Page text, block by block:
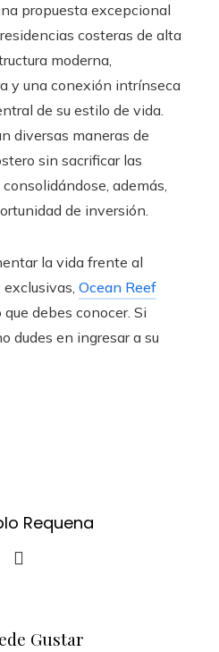
propuesta excepcional
costeras de alta
moderna,
y una conexión intrínseca
de su estilo de vida.
diversas maneras de
sin sacrificar las
además,
de inversión.
la vida frente al
Ocean Reef
debes conocer. Si
dudes en ingresar a su
Requena
Gustar